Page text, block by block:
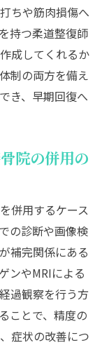
ちや筋肉損傷へ
持つ柔道整復師
成してくれるか
制の両方を備え
き、早期回復へ
院の併用の
併用するケース
の診断や画像検
補完関係にある
ンやMRIによる
過観察を行う方
ことで、精度の
症状の改善につ